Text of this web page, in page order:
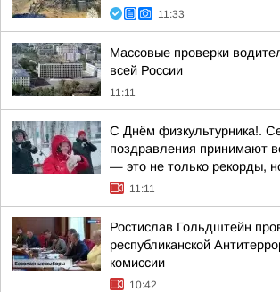
11:33
Массовые проверки
всей России
11:11
С Днём физкультурника!.
поздравления принимают
— это не только рекорды,
11:11
Ростислав Гольдштейн
республиканской
комиссии
10:42